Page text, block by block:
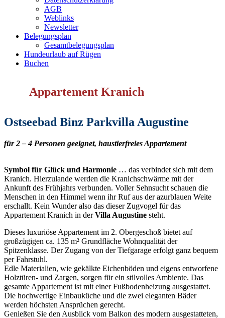
AGB
Weblinks
Newsletter
Belegungsplan
Gesamtbelegungsplan
Hundeurlaub auf Rügen
Buchen
Appartement Kranich
Ostseebad Binz Parkvilla Augustine
für 2 – 4 Personen geeignet, haustierfreies Appartement
Symbol für Glück und Harmonie … das verbindet sich mit dem
Kranich. Hierzulande werden die Kranichschwärme mit der
Ankunft des Frühjahrs verbunden. Voller Sehnsucht schauen die
Menschen in den Himmel wenn ihr Ruf aus der azurblauen Weite
erschallt. Kein Wunder also das dieser Zugvogel für das
Appartement Kranich in derVilla Augustine steht.
Dieses luxuriöse Appartement im 2. Obergeschoß bietet auf
großzügigen ca. 135 m² Grundfläche Wohnqualität der
Spitzenklasse. Der Zugang von der Tiefgarage erfolgt ganz bequem
per Fahrstuhl.
Edle Materialien, wie gekälkte Eichenböden und eigens entworfene
Holztüren- und Zargen, sorgen für ein stilvolles Ambiente. Das
gesamte Appartement ist mit einer Fußbodenheizung ausgestattet.
Die hochwertige Einbauküche und die zwei eleganten Bäder
werden höchsten Ansprüchen gerecht.
Genießen Sie den Ausblick vom Balkon des modern ausgestatteten,